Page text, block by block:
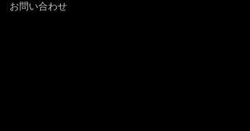
お問い合わせ